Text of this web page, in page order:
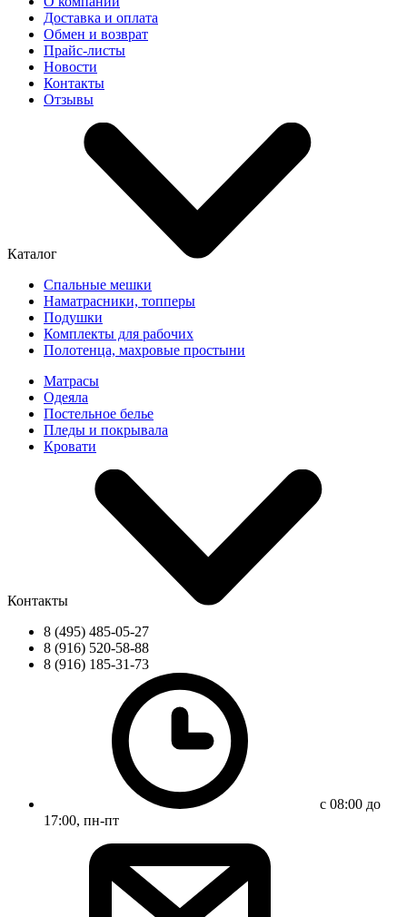
Доставка и оплата
Обмен и возврат
Прайс-листы
Новости
Контакты
Отзывы
Каталог
Спальные мешки
Наматрасники, топперы
Подушки
Комплекты для рабочих
Полотенца, махровые простыни
Матрасы
Одеяла
Постельное белье
Пледы и покрывала
Кровати
Контакты
8 (495) 485-05-27
8 (916) 520-58-88
8 (916) 185-31-73
с 08:00 до
17:00, пн-пт